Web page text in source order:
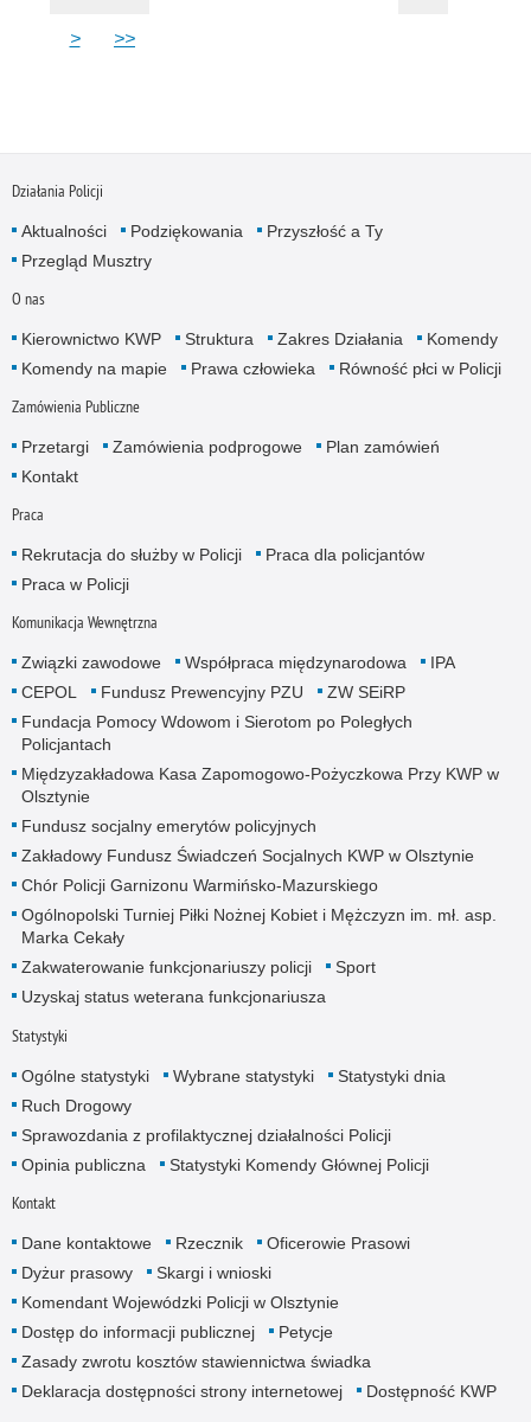
> >>
Działania Policji
Aktualności Podziękowania
Przyszłość a Ty
Przegląd Musztry
O nas
Kierownictwo KWP Struktura Zakres Działania
Komendy
Komendy na mapie
Prawa człowieka Równość płci w Policji
Zamówienia Publiczne
Przetargi Zamówienia podprogowe
Plan zamówień
Kontakt
Praca
Rekrutacja do służby w Policji
Praca dla policjantów
Praca w Policji
Komunikacja Wewnętrzna
Związki zawodowe Współpraca międzynarodowa
IPA
CEPOL
Fundusz Prewencyjny PZU
ZW SEiRP
Fundacja Pomocy Wdowom i Sierotom po Poległych
Policjantach
Międzyzakładowa Kasa Zapomogowo-Pożyczkowa Przy KWP w
Olsztynie
Fundusz socjalny emerytów policyjnych
Zakładowy Fundusz Świadczeń Socjalnych KWP w Olsztynie
Chór Policji Garnizonu Warmińsko-Mazurskiego
Ogólnopolski Turniej Piłki Nożnej Kobiet i Mężczyzn im. mł. asp.
Marka Cekały
Zakwaterowanie funkcjonariuszy policji
Sport
Uzyskaj status weterana funkcjonariusza
Statystyki
Ogólne statystyki Wybrane statystyki
Statystyki dnia
Ruch Drogowy
Sprawozdania z profilaktycznej działalności Policji
Opinia publiczna
Statystyki Komendy Głównej Policji
Kontakt
Dane kontaktowe Rzecznik
Oficerowie Prasowi
Dyżur prasowy
Skargi i wnioski
Komendant Wojewódzki Policji w Olsztynie
Dostęp do informacji publicznej
Petycje
Zasady zwrotu kosztów stawiennictwa świadka
Deklaracja dostępności strony internetowej
Dostępność KWP